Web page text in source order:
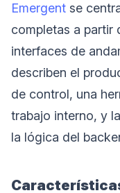
Emergent se
completas a partir
interfaces de
describen el
de control, una
trabajo interno, y
la lógica del